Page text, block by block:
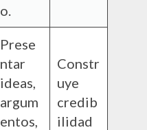
o.
Prese
ntar
ideas,
argum
entos,
Constr
uye
credib
ilidad